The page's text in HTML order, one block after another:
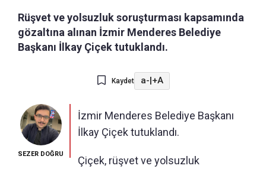
Rüşvet ve yolsuzluk soruşturması kapsamında
gözaltına alınan İzmir Menderes Belediye
Başkanı İlkay Çiçek tutuklandı.
Kaydet a- +A
SEZER DOĞRU
İzmir Menderes Belediye Başkanı
İlkay Çiçek tutuklandı.
Çiçek, rüşvet ve yolsuzluk